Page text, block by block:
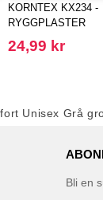
KORNTEX KX234 -
RYGGPLASTER
24,99 kr
Unisex Grå
Bli en